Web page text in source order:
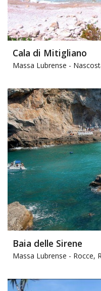
Cala di Mitigliano
Massa Lubrense -
Baia delle Sirene
Massa Lubrense - Rocce,